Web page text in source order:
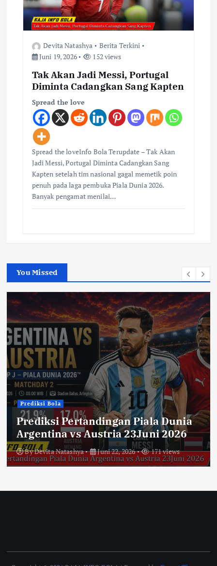
Devita Natashya
Berita Terkini
Juni 19, 2026
152 views
Tak Akan Jadi Messi, Portugal
Diminta Cadangkan Sang Kapten
Spread the love
Spread the loveInfo Bola Terupdate – Tak Akan
Jadi Messi, Portugal Diminta Cadangkan Sang
Kapten setelah tim nasional gagal memetik poin
penuh pada laga pembuka Piala Dunia 2026.
Banyak pengamat menilai…
You Missed
Prediksi Bola
Prediksi Pertandingan Piala Dunia
Argentina vs Austria 23Juni 2026
ByDevita Natashya Juni 22, 2026 171 views